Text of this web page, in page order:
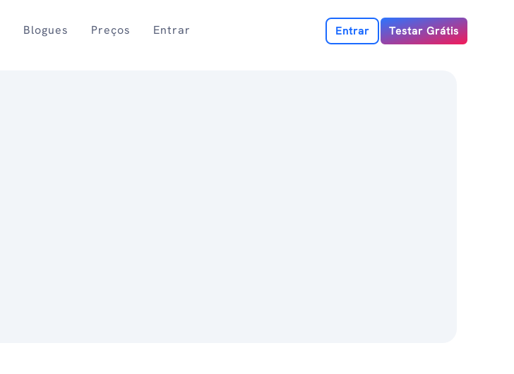
Blogues Preços Entrar Entrar Testar Grátis